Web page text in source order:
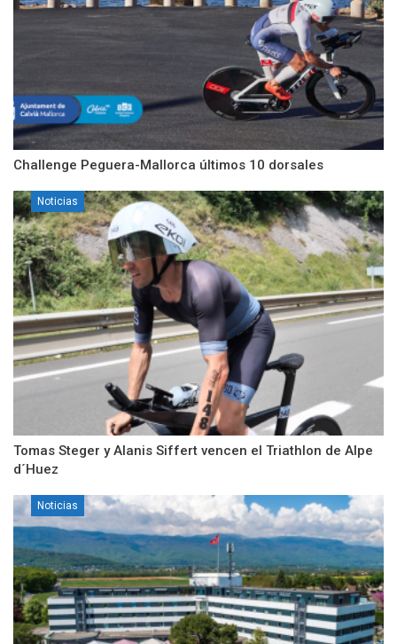
Challenge Peguera-Mallorca últimos 10 dorsales
Noticias
Tomas Steger y Alanis Siffert vencen el Triathlon de Alpe
d´Huez
Noticias